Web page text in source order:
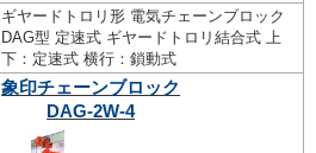
ギヤードトロリ形 電気チェーンブロック
DAG型 定速式 ギヤードトロリ結合式 上
下：定速式 横行：鎖動式
象印チェーンブロック
DAG-2W-4